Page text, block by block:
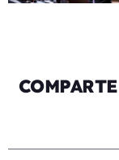
COMPARTE